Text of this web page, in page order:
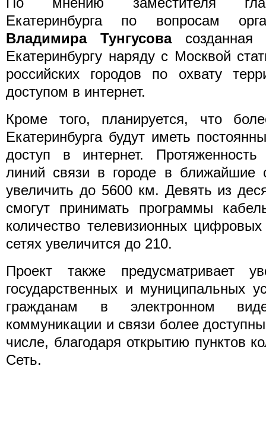
Екатеринбурга по вопросам
Владимира Тунгусовасозданная
Екатеринбургу наряду с Москвой
российских городов по охвату
доступом в интернет.
Кроме того, планируется, что
Екатеринбурга будут иметь
доступ в интернет. Протяженность
линий связи в городе в ближайшие
увеличить до 5600 км. Девять из
смогут принимать программы
количество телевизионных
сетях увеличится до 210.
Проект также предусматривает
государственных и муниципальных
гражданам в электронном
коммуникации и связи более
числе, благодаря открытию пунктов
Сеть.